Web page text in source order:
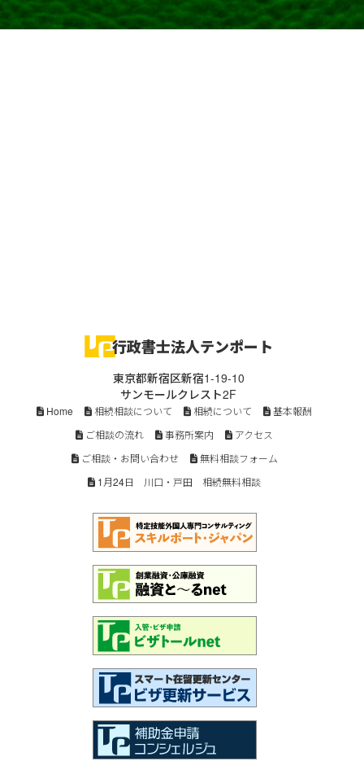
行政書士法人テンポート
東京都新宿区新宿1-19-10
サンモールクレスト2F
Home 相続相談について 相続について
基本報酬
ご相談の流れ
事務所案内
アクセス
ご相談・お問い合わせ
無料相談フォーム
1月24日 川口・戸田 相続無料相談